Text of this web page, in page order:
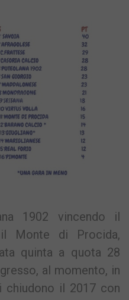
1902 vincendo il
Monte di Procida,
quinta a quota 28
al momento, in
chiudono il 2017 con